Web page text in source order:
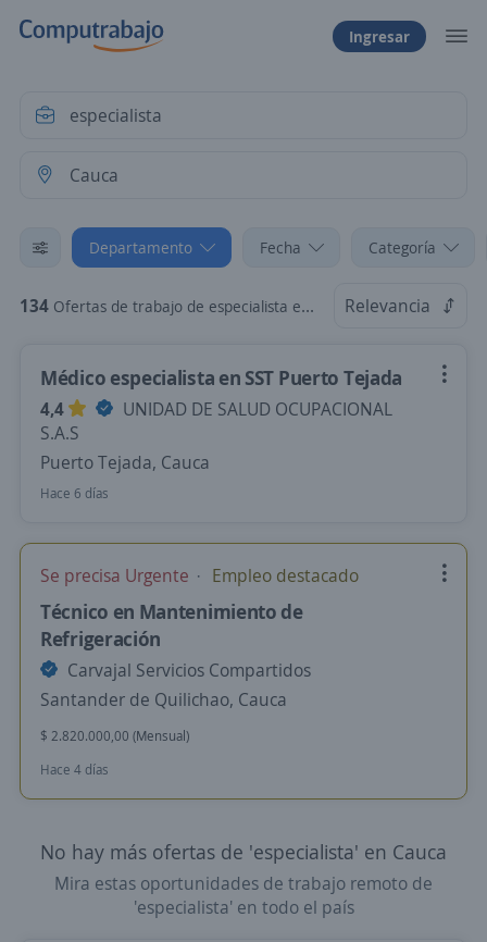
Ingresar
Departamento Fecha Categoría
134 Ofertas de trabajo de especialista en Cauca Relevancia
Médico especialista en SST Puerto Tejada
4,4
UNIDAD DE SALUD OCUPACIONAL
S.A.S
Puerto Tejada, Cauca
Hace 6 días
Se precisa Urgente Empleo destacado
Técnico en Mantenimiento de
Refrigeración
Carvajal Servicios Compartidos
Santander de Quilichao, Cauca
$ 2.820.000,00 (Mensual)
Hace 4 días
No hay más ofertas de 'especialista' en Cauca
Mira estas oportunidades de trabajo remoto de
'especialista' en todo el país